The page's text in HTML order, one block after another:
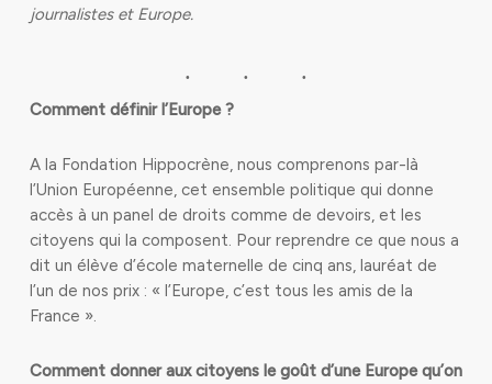
journalistes et Europe.
Comment définir l’Europe ?
A la Fondation Hippocrène, nous comprenons par-là
l’Union Européenne, cet ensemble politique qui donne
accès à un panel de droits comme de devoirs, et les
citoyens qui la composent. Pour reprendre ce que nous a
dit un élève d’école maternelle de cinq ans, lauréat de
l’un de nos prix : « l’Europe, c’est tous les amis de la
France ».
Comment donner aux citoyens le goût d’une Europe qu’on